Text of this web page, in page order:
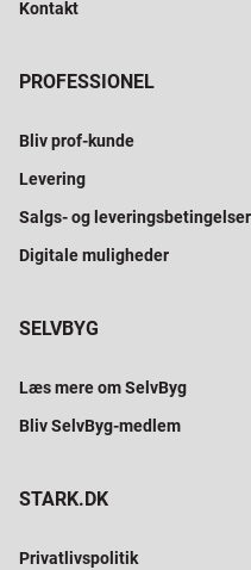
Kontakt
PROFESSIONEL
Bliv prof-kunde
Levering
Salgs- og leveringsbetingelser
Digitale muligheder
SELVBYG
Læs mere om SelvByg
Bliv SelvByg-medlem
STARK.DK
Privatlivspolitik